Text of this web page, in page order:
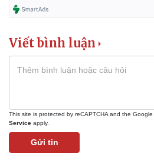
Pháp luật
Viết bình luận
This site is protected by reCAPTCHA and the Google
Service apply.
Gửi tin